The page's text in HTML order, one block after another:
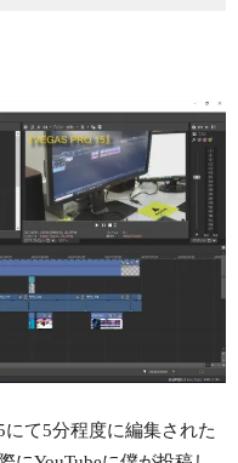
にて5分程度に編集された